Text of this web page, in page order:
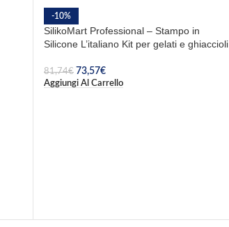
-10%
SilikoMart Professional – Stampo in
Silicone L’italiano Kit per gelati e ghiaccioli
81,74€ 73,57€
Aggiungi Al Carrello